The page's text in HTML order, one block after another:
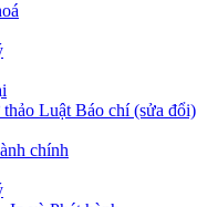
Luật Báo chí (sửa đổi)
chính